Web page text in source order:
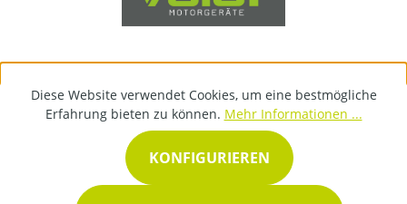
Diese Website verwendet Cookies, um eine bestmögliche
Erfahrung bieten zu können. Mehr Informationen ...
KONFIGURIEREN